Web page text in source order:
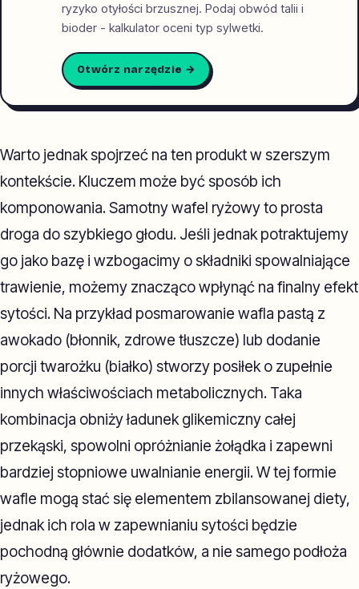
ryzyko otyłości brzusznej. Podaj obwód talii i
bioder - kalkulator oceni typ sylwetki.
Otwórz narzędzie →
Warto jednak spojrzeć na ten produkt w szerszym
kontekście. Kluczem może być sposób ich
komponowania. Samotny wafel ryżowy to prosta
droga do szybkiego głodu. Jeśli jednak potraktujemy
go jako bazę i wzbogacimy o składniki spowalniające
trawienie, możemy znacząco wpłynąć na finalny efekt
sytości. Na przykład posmarowanie wafla pastą z
awokado (błonnik, zdrowe tłuszcze) lub dodanie
porcji twarożku (białko) stworzy posiłek o zupełnie
innych właściwościach metabolicznych. Taka
kombinacja obniży ładunek glikemiczny całej
przekąski, spowolni opróżnianie żołądka i zapewni
bardziej stopniowe uwalnianie energii. W tej formie
wafle mogą stać się elementem zbilansowanej diety,
jednak ich rola w zapewnianiu sytości będzie
pochodną głównie dodatków, a nie samego podłoża
ryżowego.